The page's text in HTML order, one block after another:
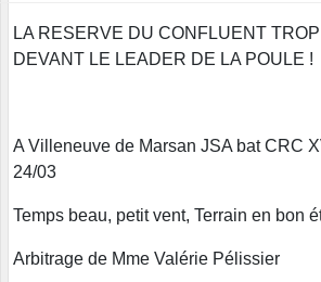
LA RESERVE DU CONFLUENT
DEVANT LE LEADER DE LA POULE !
A Villeneuve de Marsan JSA bat CRC
24/03
Temps beau, petit vent, Terrain en bon
Arbitrage de Mme Valérie Pélissier